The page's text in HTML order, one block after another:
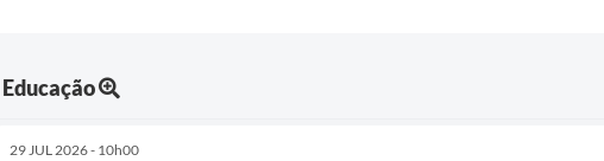
Educação
29 JUL 2026 - 10h00